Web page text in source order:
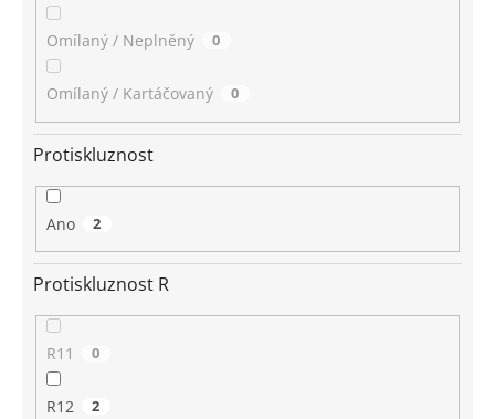
Omílaný / Neplněný 0
Omílaný / Kartáčovaný 0
Protiskluznost
Ano 2
Protiskluznost R
R11 0
R12 2